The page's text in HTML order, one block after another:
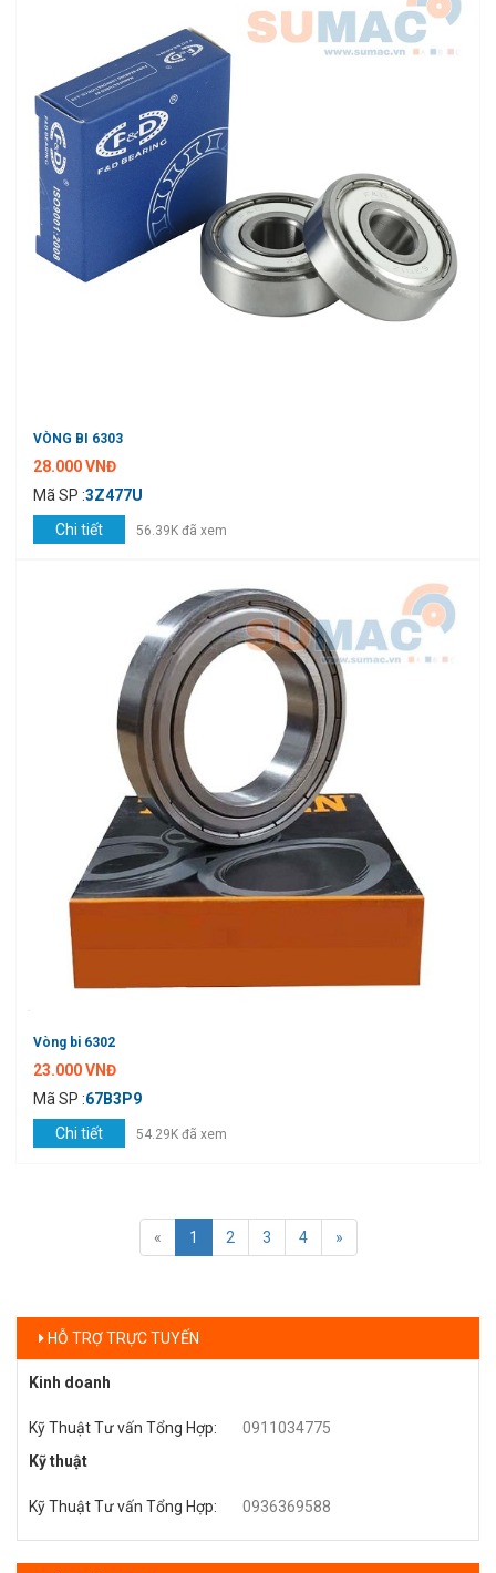
VÒNG BI 6303
28.000 VNĐ
Mã SP :3Z477U
Chi tiết
56.39K đã xem
Vòng bi 6302
23.000 VNĐ
Mã SP :67B3P9
Chi tiết
54.29K đã xem
« 1 2 3 4 »
HỖ TRỢ TRỰC TUYẾN
Kinh doanh
Kỹ Thuật Tư vấn Tổng Hợp:
0911034775
Kỹ thuật
Kỹ Thuật Tư vấn Tổng Hợp: 0936369588